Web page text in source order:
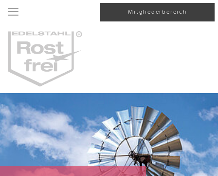
Mitgliederbereich